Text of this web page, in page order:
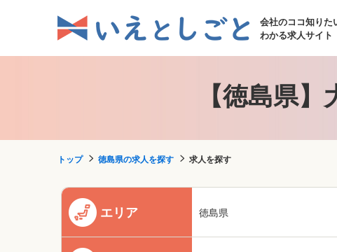
会社のココ知りた
わかる求人サイト
【徳島県
トップ 徳島県の求人を探す 求人を探す
エリア 徳島県